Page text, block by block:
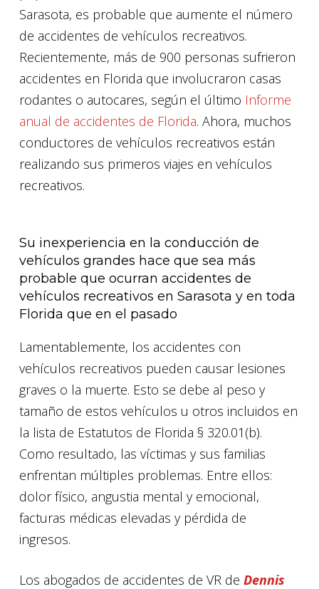
Sarasota, es probable que aumente el número
de accidentes de vehículos recreativos.
Recientemente, más de 900 personas sufrieron
accidentes en Florida que involucraron casas
rodantes o autocares, según el último Informe
anual de accidentes de Florida. Ahora, muchos
conductores de vehículos recreativos están
realizando sus primeros viajes en vehículos
recreativos.
Su inexperiencia en la conducción de
vehículos grandes hace que sea más
probable que ocurran accidentes de
vehículos recreativos en Sarasota y en toda
Florida que en el pasado
Lamentablemente, los accidentes con
vehículos recreativos pueden causar lesiones
graves o la muerte. Esto se debe al peso y
tamaño de estos vehículos u otros incluidos en
la lista de Estatutos de Florida § 320.01(b).
Como resultado, las víctimas y sus familias
enfrentan múltiples problemas. Entre ellos:
dolor físico, angustia mental y emocional,
facturas médicas elevadas y pérdida de
ingresos.
Los abogados de accidentes de VR de Dennis